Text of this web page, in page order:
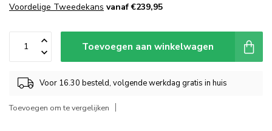
Voordelige Tweedekans vanaf €239,95
Toevoegen aan winkelwagen
Voor 16.30 besteld, volgende werkdag gratis in huis
Toevoegen om te vergelijken